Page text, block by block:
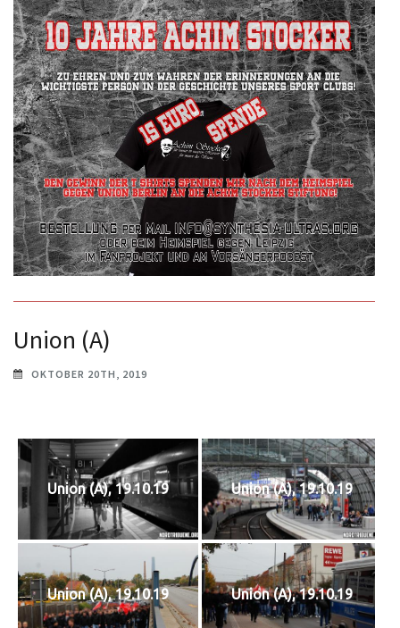
Union (A)
OKTOBER 20TH, 2019
Union (A), 19.10.19 Union (A), 19.10.19
Union (A), 19.10.19 Union (A), 19.10.19